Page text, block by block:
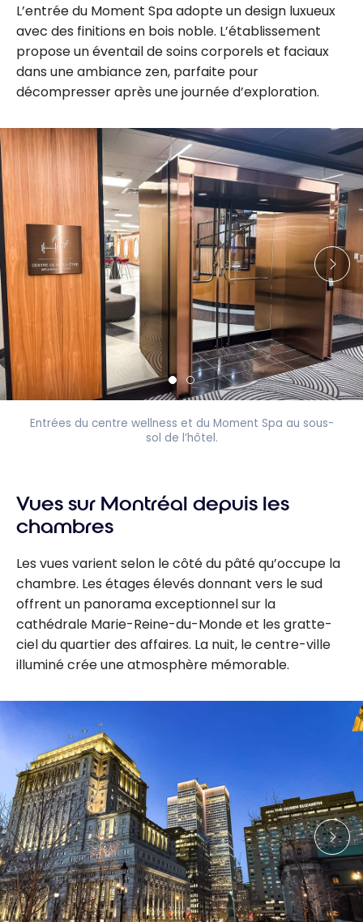
L’entrée du Moment Spa adopte un design luxueux
avec des finitions en bois noble. L’établissement
propose un éventail de soins corporels et faciaux
dans une ambiance zen, parfaite pour
décompresser après une journée d’exploration.
Entrées du centre wellness et du Moment Spa au sous-
sol de l’hôtel.
Vues sur Montréal depuis les
chambres
Les vues varient selon le côté du pâté qu’occupe la
chambre. Les étages élevés donnant vers le sud
offrent un panorama exceptionnel sur la
cathédrale Marie-Reine-du-Monde et les gratte-
ciel du quartier des affaires. La nuit, le centre-ville
illuminé crée une atmosphère mémorable.